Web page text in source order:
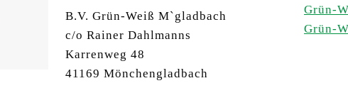
B.V. Grün-Weiß M`gladbach
c/o Rainer Dahlmanns
Karrenweg 48
41169 Mönchengladbach
Grün-
Grün-